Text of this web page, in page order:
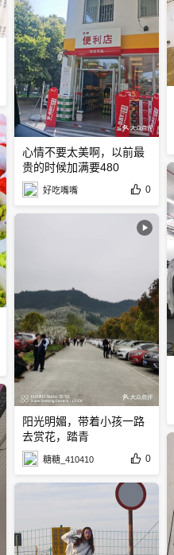
心情不要太美啊，以前最
贵的时候加满要480
好吃嘴嘴 0
阳光明媚，带着小孩一路
去赏花，踏青
糖糖_410410 0